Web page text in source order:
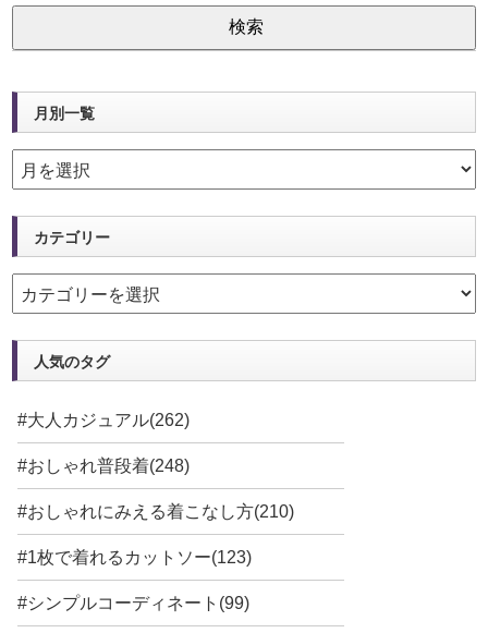
月別一覧
カテゴリー
人気のタグ
#大人カジュアル(262)
#おしゃれ普段着(248)
#おしゃれにみえる着こなし方(210)
#1枚で着れるカットソー(123)
#シンプルコーディネート(99)